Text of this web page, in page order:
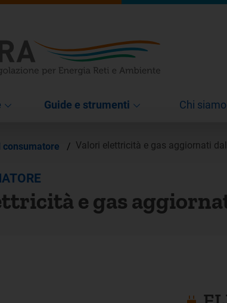
Guide e strumenti Chi siamo
consumatore / Valori elettricità e gas aggiornati
e gas